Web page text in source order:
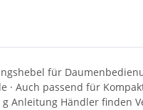
für
Auch passend für
Anleitung Händler finden